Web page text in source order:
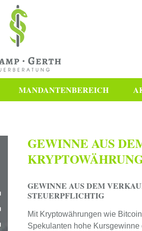
MANDANTENBEREICH
GEWINNE AUS
GEWINNE AUS DEM
STEUERPFLICHTIG
Mit Kryptowährungen wie
Spekulanten hohe